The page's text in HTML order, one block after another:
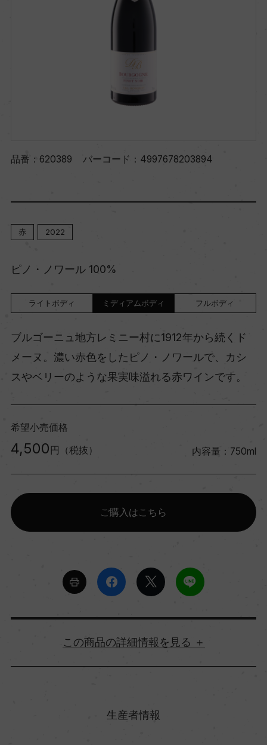
品番： 620389 バーコード： 4997678203894
赤 2022
ピノ・ノワール 100%
ライトボディ ミディアムボディ フルボディ
ブルゴーニュ地方レミニー村に1912年から続くド
メーヌ。濃い赤色をしたピノ・ノワールで、カシ
スやベリーのような果実味溢れる赤ワインです。
希望小売価格
4,500 円（税抜） 内容量：750ml
ご購入はこちら
詳細情報
生産者情報